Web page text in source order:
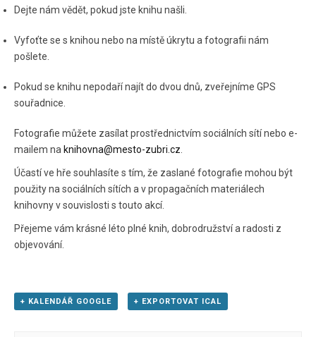
Dejte nám vědět, pokud jste knihu našli.
Vyfoťte se s knihou nebo na místě úkrytu a fotografii nám
pošlete.
Pokud se knihu nepodaří najít do dvou dnů, zveřejníme GPS
souřadnice.
Fotografie můžete zasílat prostřednictvím sociálních sítí nebo e-
mailem na knihovna@mesto-zubri.cz
Účastí ve hře souhlasíte s tím, že zaslané fotografie mohou být
použity na sociálních sítích a v propagačních materiálech
knihovny v souvislosti s touto akcí.
Přejeme vám krásné léto plné knih, dobrodružství a radosti z
objevování.
+ KALENDÁŘ GOOGLE + EXPORTOVAT ICAL